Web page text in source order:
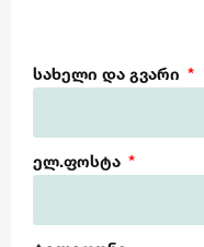
სახელი და გვარი
ელ.ფოსტა